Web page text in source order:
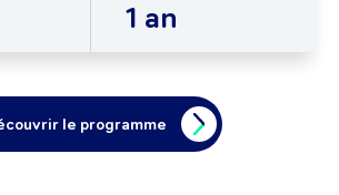
1 an
le programme